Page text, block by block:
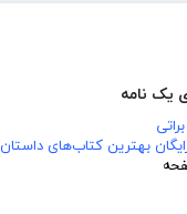
یک نامه
رایگان بهترین کتاب‌های داستان